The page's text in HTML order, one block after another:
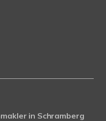
in Schramberg